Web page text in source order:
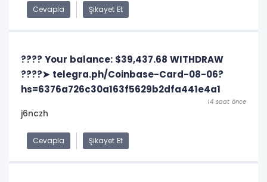
Cevapla Şikayet Et
???? Your balance: $39,437.68 WITHDRAW
????➤ telegra.ph/Coinbase-Card-08-06?
hs=6376a726c30a163f5629b2dfa441e4a1
14 saat önce
j6nczh
Cevapla Şikayet Et